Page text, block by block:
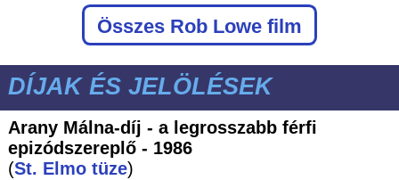
Összes Rob Lowe film
DÍJAK ÉS JELÖLÉSEK
Arany Málna-díj - a legrosszabb férfi
epizódszereplő - 1986
(St. Elmo tüze)